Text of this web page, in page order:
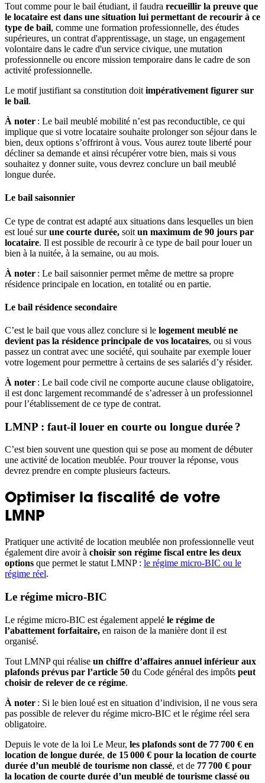
Tout comme pour le bail étudiant, il faudra recueillir la preuve que
le locataire est dans une situation lui permettant de recourir à ce
type de bail, comme une formation professionnelle, des études
supérieures, un contrat d'apprentissage, un stage, un engagement
volontaire dans le cadre d'un service civique, une mutation
professionnelle ou encore mission temporaire dans le cadre de son
activité professionnelle.
Le motif justifiant sa constitution doit impérativement figurer sur
le bail.
À noter : Le bail meublé mobilité n’est pas reconductible, ce qui
implique que si votre locataire souhaite prolonger son séjour dans le
bien, deux options s’offriront à vous. Vous aurez toute liberté pour
décliner sa demande et ainsi récupérer votre bien, mais si vous
souhaitez y donner suite, vous devrez conclure un bail meublé
longue durée.
Le bail saisonnier
Ce type de contrat est adapté aux situations dans lesquelles un bien
est loué surune courte durée, soit un maximum de 90 jours par
locataire. Il est possible de recourir à ce type de bail pour louer un
bien à la nuitée, à la semaine, ou au mois.
À noter : Le bail saisonnier permet même de mettre sa propre
résidence principale en location, en totalité ou en partie.
Le bail résidence secondaire
C’est le bail que vous allez conclure si le logement meublé ne
devient pas la résidence principale de vos locataires, ou si vous
passez un contrat avec une société, qui souhaite par exemple louer
votre logement pour permettre à certains de ses salariés d’y résider.
À noter : Le bail code civil ne comporte aucune clause obligatoire,
il est donc largement recommandé de s’adresser à un professionnel
pour l’établissement de ce type de contrat.
LMNP : faut-il louer en courte ou longue durée ?
C’est bien souvent une question qui se pose au moment de débuter
une activité de location meublée. Pour trouver la réponse, vous
devrez prendre en compte plusieurs facteurs.
Optimiser la fiscalité de votre
LMNP
Pratiquer une activité de location meublée non professionnelle veut
également dire avoir à choisir son régime fiscal entre les deux
options que permet le statut LMNP : le régime micro-BIC ou le
régime réel.
Le régime micro-BIC
Le régime micro-BIC est également appelé le régime de
l’abattement forfaitaire, en raison de la manière dont il est
organisé.
Tout LMNP qui réalise un chiffre d’affaires annuel inférieur aux
plafonds prévus par l’article 50 du Code général des impôts peut
choisir de relever de ce régime.
À noter : Si le bien loué est en situation d’indivision, il ne vous sera
pas possible de relever du régime micro-BIC et le régime réel sera
obligatoire.
Depuis le vote de la loi Le Meur, les plafonds sont de 77 700 € en
location de longue durée, de 15 000 € pour la location de courte
durée d’un meublé de tourisme non classé, et de 77 700 € pour
la location de courte durée d’un meublé de tourisme classé ou